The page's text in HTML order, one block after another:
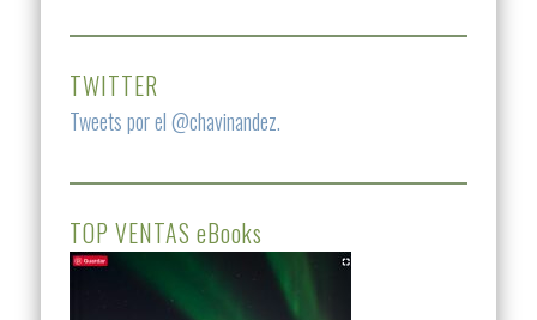
TWITTER
Tweets por el @chavinandez.
TOP VENTAS eBooks